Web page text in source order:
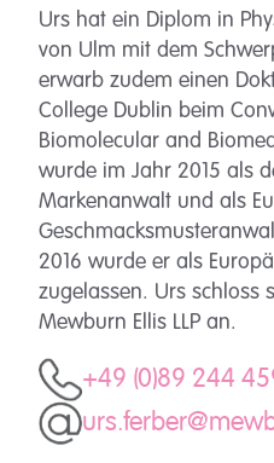
+49 (0)89 244
Urs hat ein Diplom in
von Ulm mit dem
erwarb zudem einen
College Dublin beim
Biomolecular and
wurde im Jahr 2015 als
Markenanwalt und als
2016 wurde er als
zugelassen. Urs schloss
Mewburn Ellis LLP an.